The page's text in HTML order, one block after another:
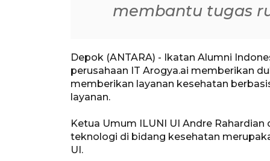
membantu tugas
Depok (ANTARA) - Ikatan Alumni
perusahaan IT Arogya.ai memberikan
memberikan layanan kesehatan
layanan.
Ketua Umum ILUNI UI Andre
teknologi di bidang kesehatan
UI.